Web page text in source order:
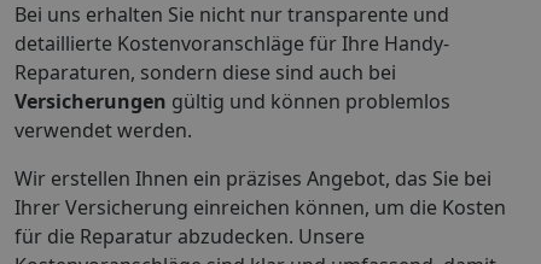
Bei uns erhalten Sie nicht nur transparente und
detaillierte Kostenvoranschläge für Ihre Handy-
Reparaturen, sondern diese sind auch bei
Versicherungen gültig und können problemlos
verwendet werden.
Wir erstellen Ihnen ein präzises Angebot, das Sie bei
Ihrer Versicherung einreichen können, um die Kosten
für die Reparatur abzudecken. Unsere